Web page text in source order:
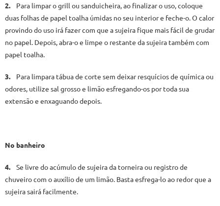
2. Para limpar o grill ou sanduicheira, ao finalizar o uso, coloque
duas folhas de papel toalha úmidas no seu interior e feche-o. O calor
provindo do uso irá fazer com que a sujeira fique mais fácil de grudar
no papel. Depois, abra-o e limpe o restante da sujeira também com
papel toalha.
3. Para limpara tábua de corte sem deixar resquícios de química ou
odores, utilize sal grosso e limão esfregando-os por toda sua
extensão e enxaguando depois.
No banheiro
4. Se livre do acúmulo de sujeira da torneira ou registro de
chuveiro com o auxílio de um limão. Basta esfrega-lo ao redor que a
sujeira sairá facilmente.